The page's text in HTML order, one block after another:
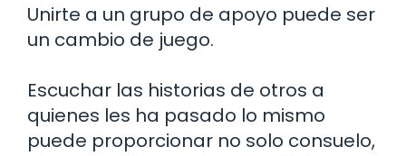
Unirte a un grupo de apoyo puede ser
un cambio de juego.
Escuchar las historias de otros a
quienes les ha pasado lo mismo
puede proporcionar no solo consuelo,